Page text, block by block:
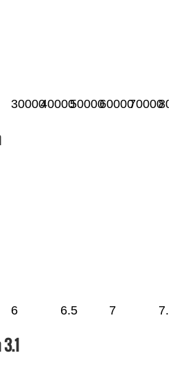
3000040000500006000070000
6 6.5 7 7.5